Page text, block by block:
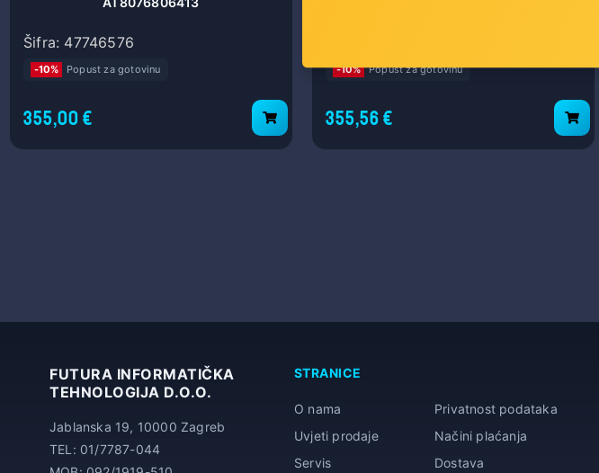
Šifra: 47746576
-10% Popust za gotovinu
355,00 €
-10% Popust za gotovinu
355,56 €
FUTURA INFORMATIČKA
TEHNOLOGIJA D.O.O.
Jablanska 19, 10000 Zagreb
TEL: 01/7787-044
STRANICE
O nama
Privatnost podataka
Uvjeti prodaje
Načini plaćanja
Servis
Dostava